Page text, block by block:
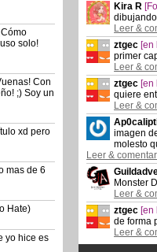
solo!
Con
;) Soy un
xd pero
mas de 6
Hate)
yo hice es
Kira R
Leer &
ztgec
primer
Leer &
ztgec
quiere
Leer &
imagen
molesto
Leer & comentar
Monster
Leer &
ztgec
de forma
Leer &